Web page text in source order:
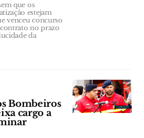
que os
estejam
venceu concurso
no prazo
da
Bombeiros
cargo a